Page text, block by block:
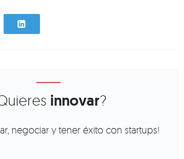
innovar?
negociar y tener éxito con startups!